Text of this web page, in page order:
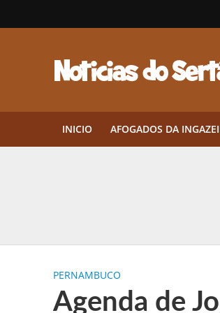
INICIO AFOGADOS DA
Twin
PERNAMBUCO
Agenda de